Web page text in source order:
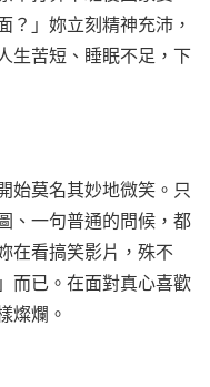
？」妳立刻精神充沛，
生苦短、睡眠不足，下
始莫名其妙地微笑。只
、一句普通的問候，都
在看搞笑影片，殊不
而已。在面對真心喜歡
燦爛。